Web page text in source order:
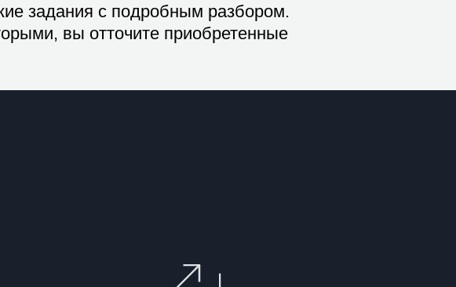
задания с подробным разбором.
вы отточите приобретенные